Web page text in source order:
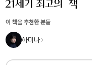
이 책을 추천한 분들
하미나